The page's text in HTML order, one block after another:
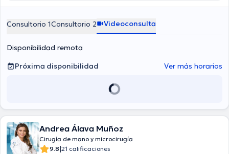
Consultorio 1Consultorio 2 Videoconsulta
Disponibilidad remota
Próxima disponibilidad
Ver más horarios
Andrea Álava Muñoz
Cirugía de mano y microcirugía
9.8|21 calificaciones